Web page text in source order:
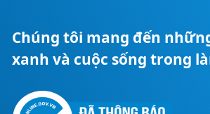
Chúng tôi mang đến
xanh và cuộc sống trong